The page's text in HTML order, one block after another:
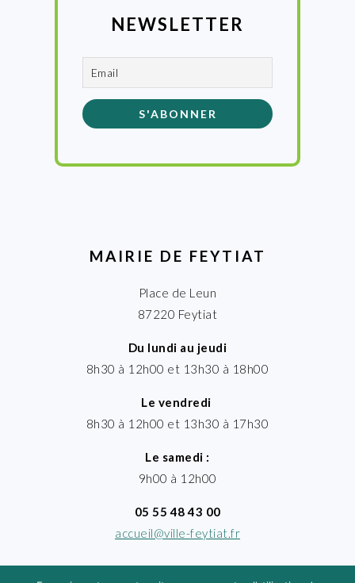
NEWSLETTER
MAIRIE DE FEYTIAT
Place de Leun
87220 Feytiat
Du lundi au jeudi
8h30 à 12h00 et 13h30 à 18h00
Le vendredi
8h30 à 12h00 et 13h30 à 17h30
Le samedi :
9h00 à 12h00
05 55 48 43 00
accueil@ville-feytiat.fr